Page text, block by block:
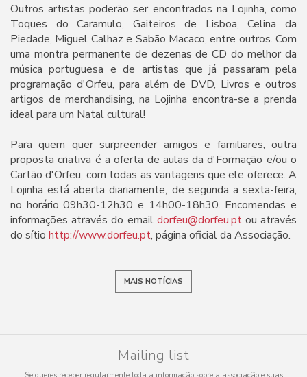
Outros artistas poderão ser encontrados na Lojinha, como
Toques do Caramulo, Gaiteiros de Lisboa, Celina da
Piedade, Miguel Calhaz e Sabão Macaco, entre outros. Com
uma montra permanente de dezenas de CD do melhor da
música portuguesa e de artistas que já passaram pela
programação d'Orfeu, para além de DVD, Livros e outros
artigos de merchandising, na Lojinha encontra-se a prenda
ideal para um Natal cultural!
Para quem quer surpreender amigos e familiares, outra
proposta criativa é a oferta de aulas da d'Formação e/ou o
Cartão d'Orfeu, com todas as vantagens que ele oferece. A
Lojinha está aberta diariamente, de segunda a sexta-feira,
no horário 09h30-12h30 e 14h00-18h30. Encomendas e
informações através do email dorfeu@dorfeu.ptou através
do sítio http://www.dorfeu.pt, página oficial da Associação.
MAIS NOTÍCIAS
Mailing list